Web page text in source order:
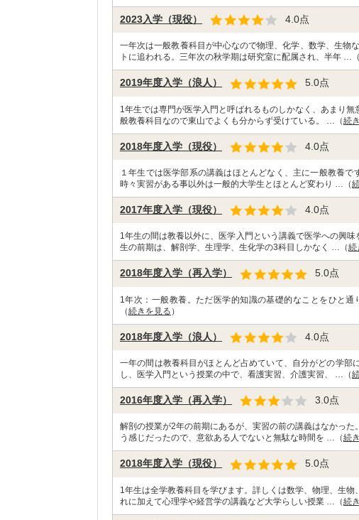
2023入学（現役） 4.0点
一年次は一般教養科目が中心なので物理、化学、数学、生物
トに追われる。三年次の秋学期は研究室に配属され、半年 …（
2019年度入学（浪人） 5.0点
1年生では専門が医学入門と呼ばれるものしかなく、あまり
般教養科目なので東山でよくも分からず受けている。 …（続
2018年度入学（現役） 4.0点
１年生では医学部系の講義はほとんどなく、主に一般教養
時々実習がある事以外は一般的大学生とほとんど変わり …（
2017年度入学（現役） 4.0点
1年生の間は教養以外に、医学入門という講義で医学への興
生の前期は、解剖学、生理学、生化学の3科目しかなく …（続
2018年度入学（再入学） 5.0点
1年次：一般教養。ただ医学的知識の基礎的なことをひと
（続きを見る ）
2018年度入学（浪人） 4.0点
一年の間は教養科目がほとんど占めていて、自分がどの学
し、医学入門という授業の中で、看護実習、介護実習、 …（
2016年度入学（再入学） 3.0点
解剖の授業が2年の前期にあるが、実習の前の講義はなかっ
う感じだったので、意欲ある人でないと無駄な時間を …（続
2018年度入学（現役） 5.0点
1年生は全学教養科目を学びます。詳しくは数学、物理、生
れに加えて心理学や経営学の講義など大学らしい授業 …（続